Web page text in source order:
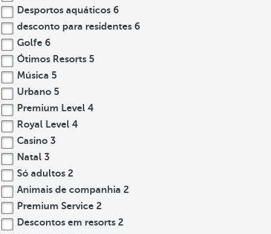
Desportos aquáticos 6
desconto para residentes 6
Golfe 6
Ótimos Resorts 5
Música 5
Urbano 5
Premium Level 4
Royal Level 4
Casino 3
Natal 3
Só adultos 2
Animais de companhia 2
Premium Service 2
Descontos em resorts 2